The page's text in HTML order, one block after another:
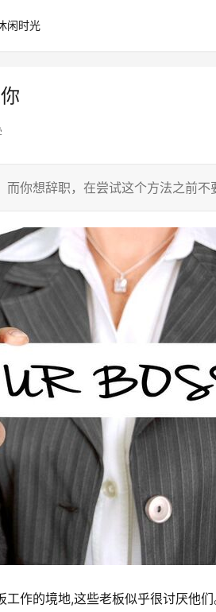
闲时光
你想辞职，在尝试这个方法之前不
作的境地,这些老板似乎很讨厌他